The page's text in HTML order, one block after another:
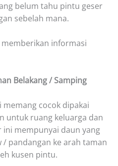
belum tahu pintu geser
sebelah mana.
informasi
Belakang / Samping
cocok dipakai
untuk ruang keluarga dan
mempunyai daun yang
pandangan ke arah taman
kusen pintu.